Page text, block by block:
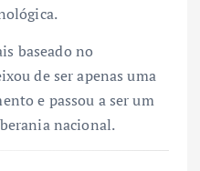
baseado no
de ser apenas uma
e passou a ser um
nacional.